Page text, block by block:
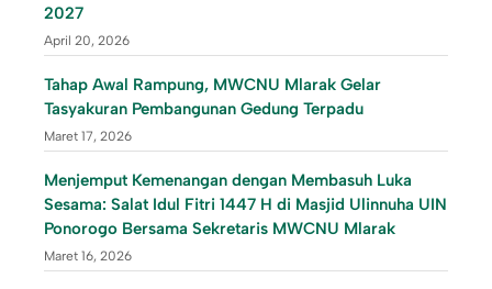
2027
April 20, 2026
Tahap Awal Rampung, MWCNU Mlarak Gelar
Tasyakuran Pembangunan Gedung Terpadu
Maret 17, 2026
Menjemput Kemenangan dengan Membasuh Luka
Sesama: Salat Idul Fitri 1447 H di Masjid Ulinnuha UIN
Ponorogo Bersama Sekretaris MWCNU Mlarak
Maret 16, 2026